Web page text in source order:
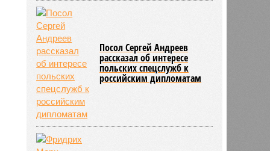
Посол Сергей Андреев
рассказал об интересе
польских спецслужб к
российским дипломатам